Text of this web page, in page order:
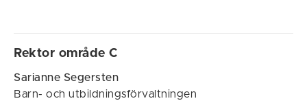
Rektor område C
Sarianne Segersten
Barn- och utbildningsförvaltningen